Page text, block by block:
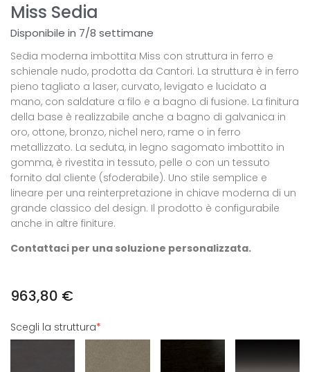
Miss Sedia
Disponibile in 7/8 settimane
Sedia moderna imbottita Miss con struttura in ferro e
schienale nudo, prodotta da Cantori. La struttura è in ferro
pieno tagliato a laser, curvato, levigato e lucidato a
mano, con saldature a filo e a bagno di fusione. La finitura
della base è realizzabile anche a bagno di galvanica in
oro, ottone, bronzo, nichel nero, rame o in ferro
metallizzato. La seduta, in legno sagomato imbottito in
gomma, è rivestita in tessuto, pelle o con un tessuto
fornito dal cliente (sfoderabile). Uno stile semplice e
lineare per una reinterpretazione in chiave moderna di un
grande classico del design. Il prodotto è configurabile
anche in altre finiture.
Contattaci per una soluzione personalizzata.
963,80 €
Scegli la struttura*